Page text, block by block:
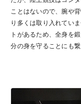
ことはないので、腕や
り多くは取り入れてい
トがあるため、全身を
分の身を守ることにも繋